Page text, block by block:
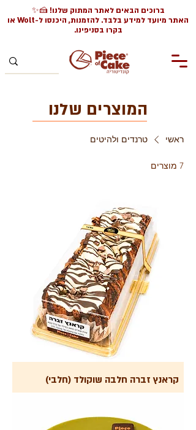
ברוכים הבאים לאתר המתוק שלנו! 🍰✨
האתר מיועד למידע בלבד. להזמנות, היכנסו ל-Wolt או
בקרו בסניפינו.
המוצרים שלנו
ראשי טרנדים ולהיטים
7 מוצרים
קראנץ זברה חלבה שוקולד (חלבי)